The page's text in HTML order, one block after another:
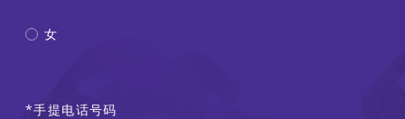
女
手提电话号码